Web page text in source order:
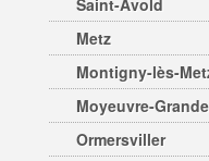
Saint-Avold
Metz
Montigny-lès-
Moyeuvre-Grande
Ormersviller